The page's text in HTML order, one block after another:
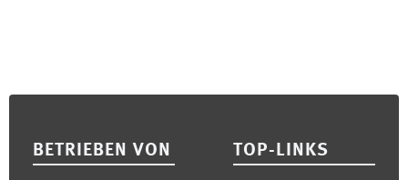
BETRIEBEN VON TOP-LINKS